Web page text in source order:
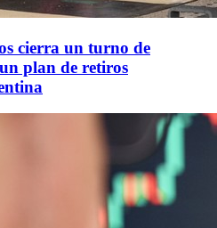
cierra un turno de
plan de retiros